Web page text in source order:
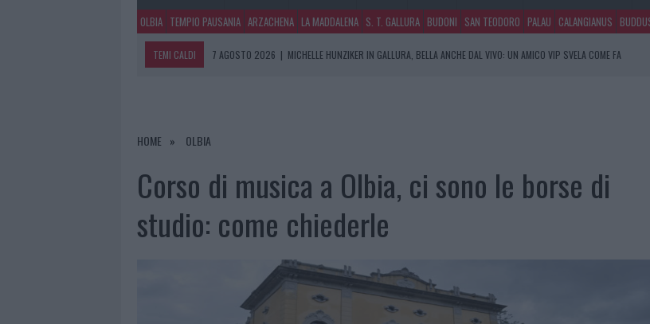
OLBIA TEMPIO PAUSANIA ARZACHENA LA MADDALENA S. T. GALLURA BUDONI SAN TEODORO PALAU CALANGIANUS
TEMI CALDI 7 AGOSTO 2026 | MICHELLE HUNZIKER IN GALLURA, BELLA ANCHE DAL VIVO: UN AMICO VIP SVELA COME FA
7 AGOSTO 2026
HOME OLBIA
Corso di musica a Olbia, ci sono le borse di
studio: come chiederle